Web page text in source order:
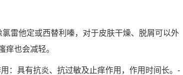
雷他定或西替利嗪，对于皮肤干燥、脱屑可以外
痒也会减轻。
：具有抗炎、抗过敏及止痒作用，作用时间长。-